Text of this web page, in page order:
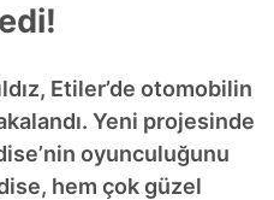
Etiler’de otomobilin
Yeni projesinde
oyunculuğunu
hem çok güzel